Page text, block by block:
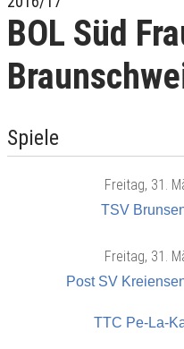
BOL Süd
Spiele
Freitag, 31.
TSV
Freitag, 31.
Post SV
TTC Pe-La-